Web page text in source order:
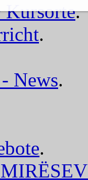
Kursorte.
.
News.
.